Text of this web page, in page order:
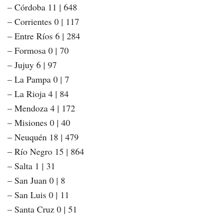
– Córdoba 11 | 648
– Corrientes 0 | 117
– Entre Ríos 6 | 284
– Formosa 0 | 70
– Jujuy 6 | 97
– La Pampa 0 | 7
– La Rioja 4 | 84
– Mendoza 4 | 172
– Misiones 0 | 40
– Neuquén 18 | 479
– Río Negro 15 | 864
– Salta 1 | 31
– San Juan 0 | 8
– San Luis 0 | 11
– Santa Cruz 0 | 51